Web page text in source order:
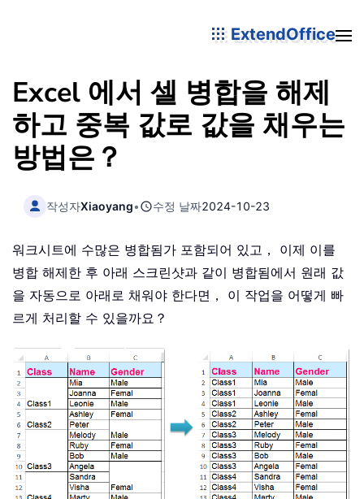
ExtendOffice
Excel 에서 셀 병합을 해제
하고 중복 값로 값을 채우는
방법은？
작성자Xiaoyang• 수정 날짜2024-10-23
워크시트에 수많은 병합됨가 포함되어 있고， 이제 이를
병합 해제한 후 아래 스크린샷과 같이 병합됨에서 원래 값
을 자동으로 아래로 채워야 한다면， 이 작업을 어떻게 빠
르게 처리할 수 있을까요？